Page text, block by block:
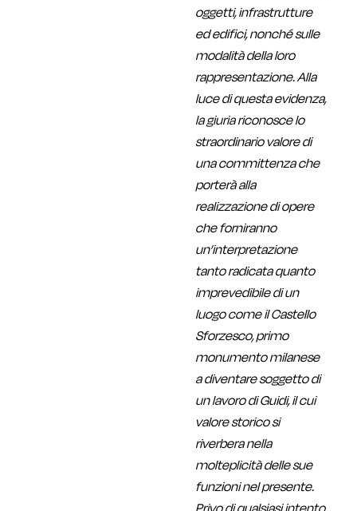
oggetti, infrastrutture
ed edifici, nonché sulle
modalità della loro
rappresentazione. Alla
luce di questa evidenza,
la giuria riconosce lo
straordinario valore di
una committenza che
porterà alla
realizzazione di opere
che forniranno
un’interpretazione
tanto radicata quanto
imprevedibile di un
luogo come il Castello
Sforzesco, primo
monumento milanese
a diventare soggetto di
un lavoro di Guidi, il cui
valore storico si
riverbera nella
molteplicità delle sue
funzioni nel presente.
Privo di qualsiasi intento